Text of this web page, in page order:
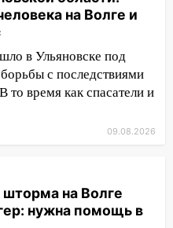
ожидается
в Ульяновске 9
упал на
люди в
на Волге и
в Ульяновске под
с последствиями
то время как спасатели и
09.08.2026
на Волге
нужна помощь в